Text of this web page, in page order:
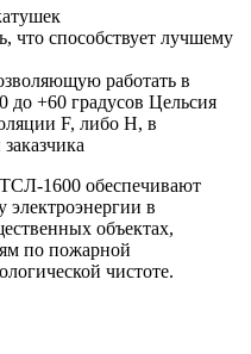
что способствует лучшему
работать в
до +60 градусов Цельсия
F, либо Н, в
1600 обеспечивают
в
объектах,
по пожарной
чистоте.